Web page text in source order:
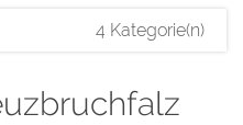
4 Kategorie(n)